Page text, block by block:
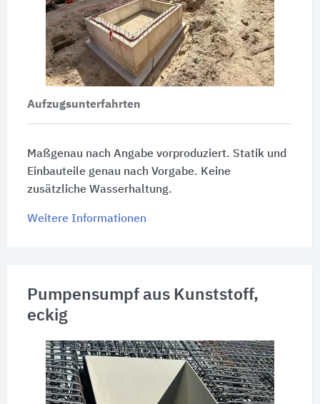
Aufzugsunterfahrten
Maßgenau nach Angabe vorproduziert. Statik und
Einbauteile genau nach Vorgabe. Keine
zusätzliche Wasserhaltung.
Weitere Informationen
Pumpensumpf aus Kunststoff,
eckig